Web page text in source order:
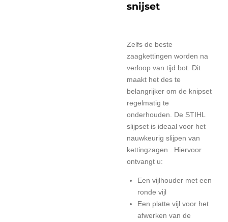
snijset
Zelfs de beste
zaagkettingen worden na
verloop van tijd bot. Dit
maakt het des te
belangrijker om de knipset
regelmatig te
onderhouden. De STIHL
slijpset is ideaal voor het
nauwkeurig slijpen van
kettingzagen
. Hiervoor
ontvangt u:
Een vijlhouder met een
ronde vijl
Een platte vijl voor het
afwerken van de